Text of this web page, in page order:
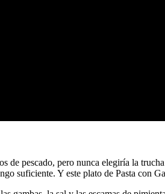
pescado, pero nunca elegiría la
suficiente. Y este plato de Pasta con